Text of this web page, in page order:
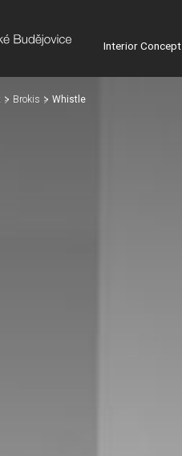
Interior Concept
Brokis Whistle